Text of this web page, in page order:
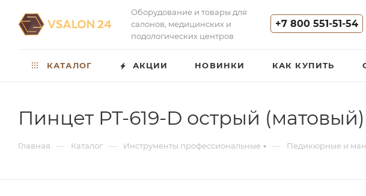
Оборудование и товары для
салонов, медицинских и
подологических центров
+7 800 551-51-54
КАТАЛОГ АКЦИИ НОВИНКИ КАК КУПИТЬ
Пинцет PT-619-D острый (матовый)
Главная — Каталог — Инструменты профессиональные — Педикюрные и